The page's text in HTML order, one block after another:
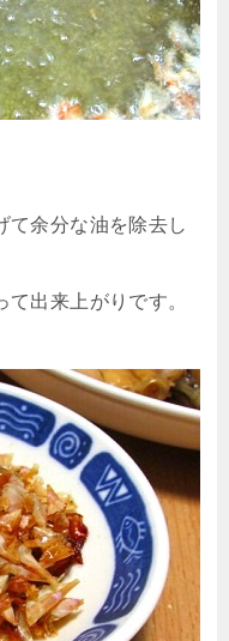
て余分な油を除去し
出来上がりです。